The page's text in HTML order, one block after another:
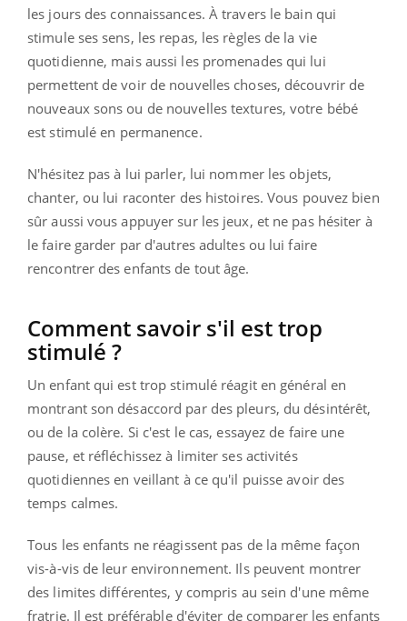
les jours des connaissances. À travers le bain qui
stimule ses sens, les repas, les règles de la vie
quotidienne, mais aussi les promenades qui lui
permettent de voir de nouvelles choses, découvrir de
nouveaux sons ou de nouvelles textures, votre bébé
est stimulé en permanence.
N'hésitez pas à lui parler, lui nommer les objets,
chanter, ou lui raconter des histoires. Vous pouvez bien
sûr aussi vous appuyer sur les jeux, et ne pas hésiter à
le faire garder par d'autres adultes ou lui faire
rencontrer des enfants de tout âge.
Comment savoir s'il est trop
stimulé ?
Un enfant qui est trop stimulé réagit en général en
montrant son désaccord par des pleurs, du désintérêt,
ou de la colère. Si c'est le cas, essayez de faire une
pause, et réfléchissez à limiter ses activités
quotidiennes en veillant à ce qu'il puisse avoir des
temps calmes.
Tous les enfants ne réagissent pas de la même façon
vis-à-vis de leur environnement. Ils peuvent montrer
des limites différentes, y compris au sein d'une même
fratrie. Il est préférable d'éviter de comparer les enfants